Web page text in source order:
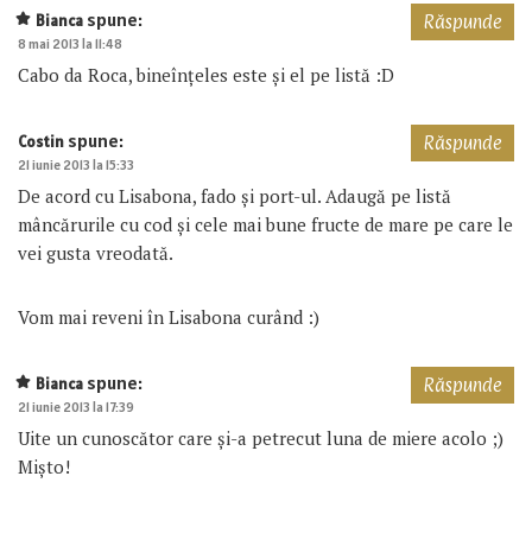
Bianca spune:
8 mai 2013 la 11:48
Cabo da Roca, bineînțeles este și el pe listă :D
Răspunde
Costin spune:
21 iunie 2013 la 15:33
De acord cu Lisabona, fado şi port-ul. Adaugă pe listă
mâncărurile cu cod şi cele mai bune fructe de mare pe care le
vei gusta vreodată.
Vom mai reveni în Lisabona curând :)
Răspunde
Bianca spune:
21 iunie 2013 la 17:39
Uite un cunoscător care și-a petrecut luna de miere acolo ;)
Mișto!
Răspunde